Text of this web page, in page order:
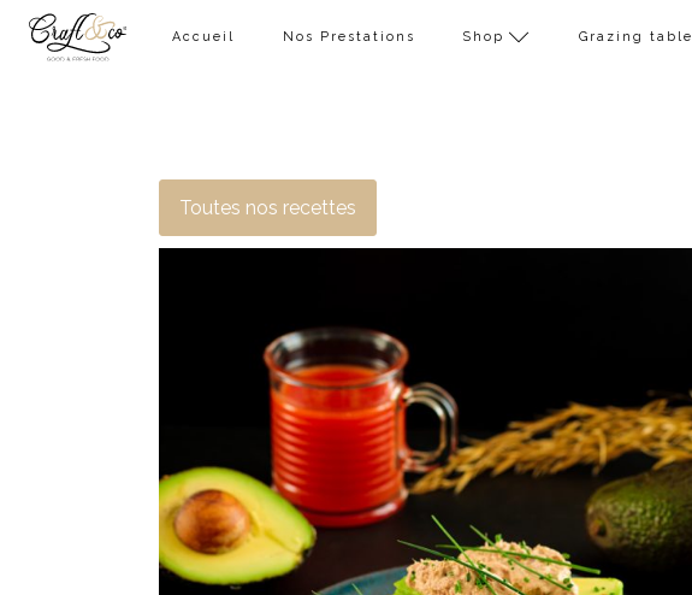
Accueil Nos Prestations Shop Grazing table
Toutes nos recettes